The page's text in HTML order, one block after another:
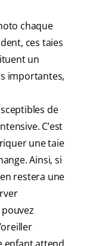
chaque
ces taies
un
importantes,
de
C’est
une taie
Ainsi, si
en restera une